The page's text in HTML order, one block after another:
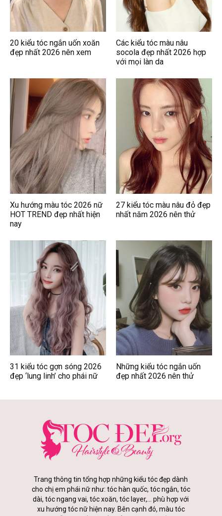
20 kiểu tóc ngắn uốn xoăn
đẹp nhất 2026 nên xem
Các kiểu tóc màu nâu
socola đẹp nhất 2026 hợp
với mọi làn da
Xu hướng màu tóc 2026 nữ
HOT TREND đẹp nhất hiện
nay
27 kiểu tóc màu nâu đỏ đẹp
nhất năm 2026 nên thử
31 kiểu tóc gợn sóng 2026
đẹp ‘lung linh’ cho phái nữ
Những kiểu tóc ngắn uốn
đẹp nhất 2026 nên thử
Trang thông tin tổng hợp những kiểu tóc đẹp dành
cho chị em phái nữ như: tóc hàn quốc, tóc ngắn, tóc
dài, tóc ngang vai, tóc xoăn, tóc layer,... phù hợp với
xu hướng tóc nữ hiện nay. Bên cạnh đó, màu tóc